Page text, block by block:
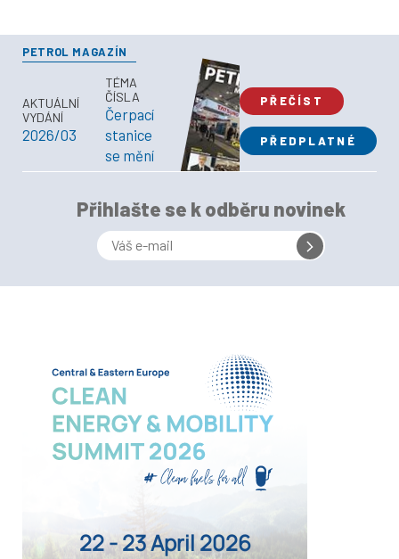
PETROL MAGAZÍN
AKTUÁLNÍ
VYDÁNÍ
2026/03
TÉMA
ČÍSLA
Čerpací
stanice
se mění
PŘEČÍST
PŘEDPLATNÉ
Přihlašte se k odběru novinek
22 - 23 April 2026